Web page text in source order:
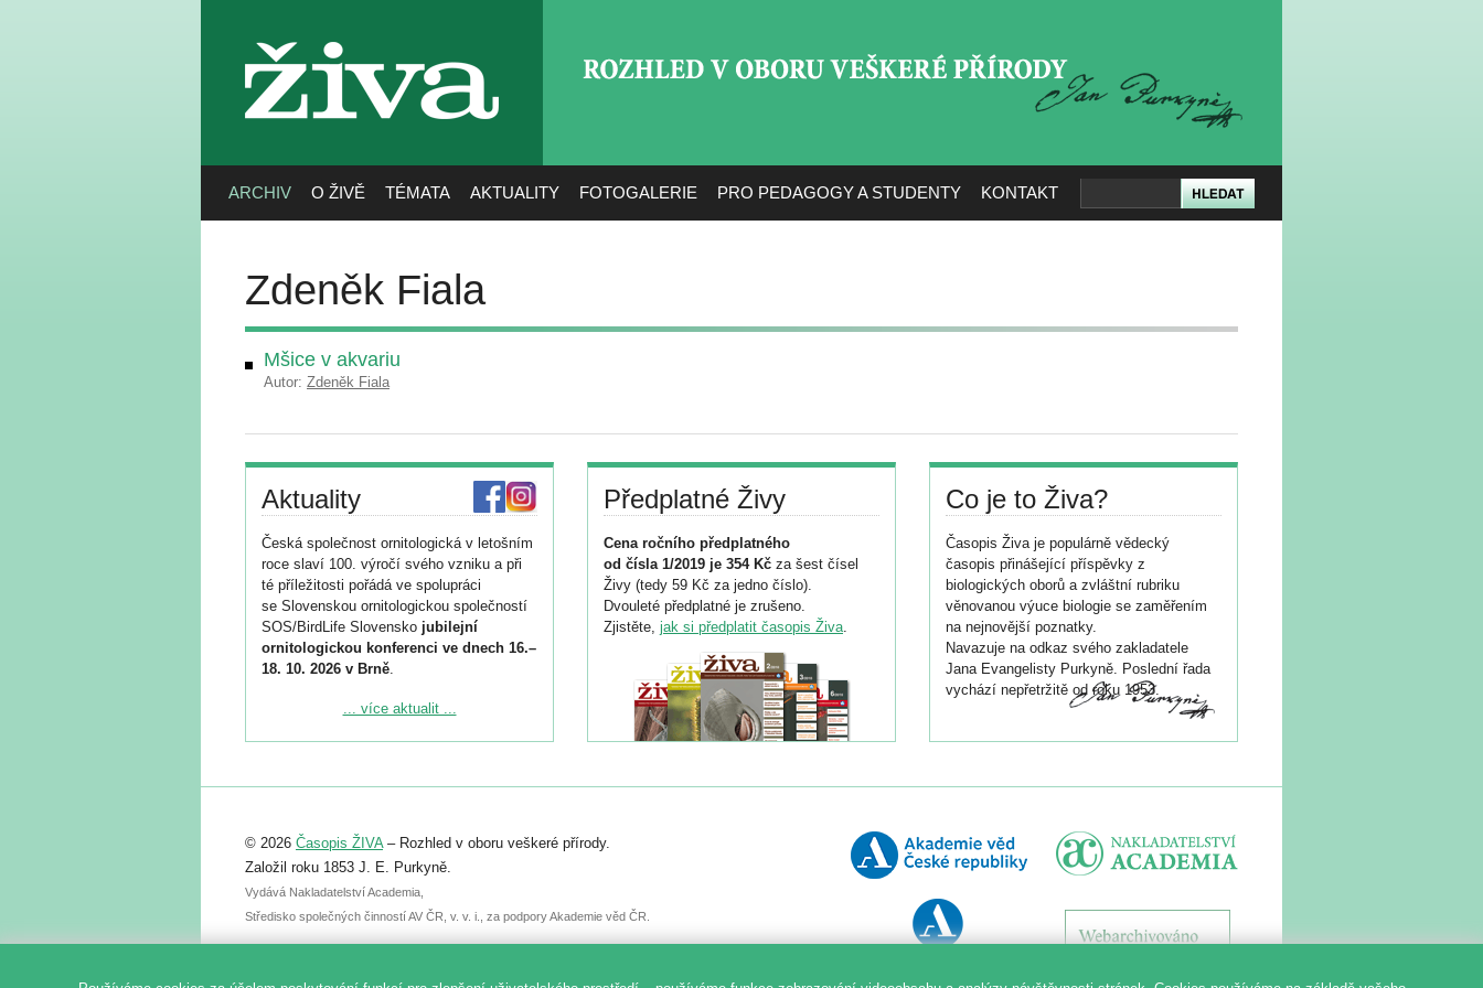
živa
ARCHIV O ŽIVĚ TÉMATA AKTUALITY FOTOGALERIE PRO PEDAGOGY A STUDENTY KONTAKT
Zdeněk Fiala
Mšice v akvariu
Autor: Zdeněk Fiala
Aktuality
Česká společnost ornitologická v letošním
roce slaví 100. výročí svého vzniku a při
té příležitosti pořádá ve spolupráci
se Slovenskou ornitologickou společností
SOS/BirdLife Slovensko jubilejní
ornitologickou konferenci ve dnech 16.–
18. 10. 2026 v Brně.
Podrobnější informace ke konferenci
Registrovat se můžete do 6. září.
abstraktu přihlášené přednášky nebo
posteru je už 30. června.
... více aktualit ...
Předplatné Živy
Cena ročního předplatného
od čísla 1/2019 je 354 Kč za šest čísel
Živy (tedy 59 Kč za jedno číslo).
Dvouleté předplatné je zrušeno.
Zjistěte, jak si předplatit časopis Živa.
Co je to Živa?
Časopis Živa je populárně vědecký
časopis přinášející příspěvky z
biologických oborů a zvláštní rubriku
věnovanou výuce biologie se zaměřením
na nejnovější poznatky.
Navazuje na odkaz svého zakladatele
Jana Evangelisty Purkyně. Poslední řada
vychází nepřetržitě od roku 1953.
© 2026 Časopis ŽIVA– Rozhled v oboru veškeré přírody.
Založil roku 1853 J. E. Purkyně.
Vydává Nakladatelství Academia,
Středisko společných činností AV ČR, v. v. i., za podpory Akademie věd ČR.